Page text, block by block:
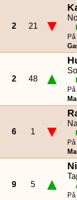
2 21 ▼
2 48 ▲
6 1 ▼
9 5 ▲